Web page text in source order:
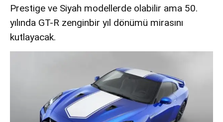
Prestige ve Siyah modellerde olabilir ama 50.
yılında GT-R zenginbir yıl dönümü mirasını
kutlayacak.